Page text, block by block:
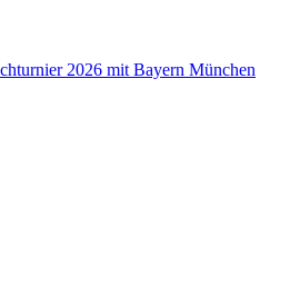
2026 mit Bayern München